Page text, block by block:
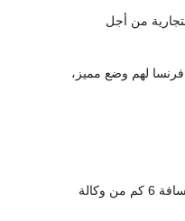
من أجل
فرنسا لهم وضع مميز،
المادة السادسة: يسلم الملك جليجليه كل حقوقه في أراضي كونونو الى فرنسا بدون شرط، وعليه احترام الحدود بين من الجنوب ومن الغرب لمسافة 6 كم من وكالة